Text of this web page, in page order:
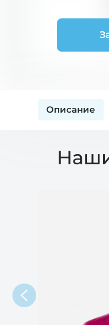
Описание